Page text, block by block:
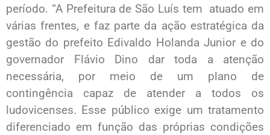
período. “A Prefeitura de São Luís tem atuado em
várias frentes, e faz parte da ação estratégica da
gestão do prefeito Edivaldo Holanda Junior e do
governador Flávio Dino dar toda a atenção
necessária, por meio de um plano de
contingência capaz de atender a todos os
ludovicenses. Esse público exige um tratamento
diferenciado em função das próprias condições